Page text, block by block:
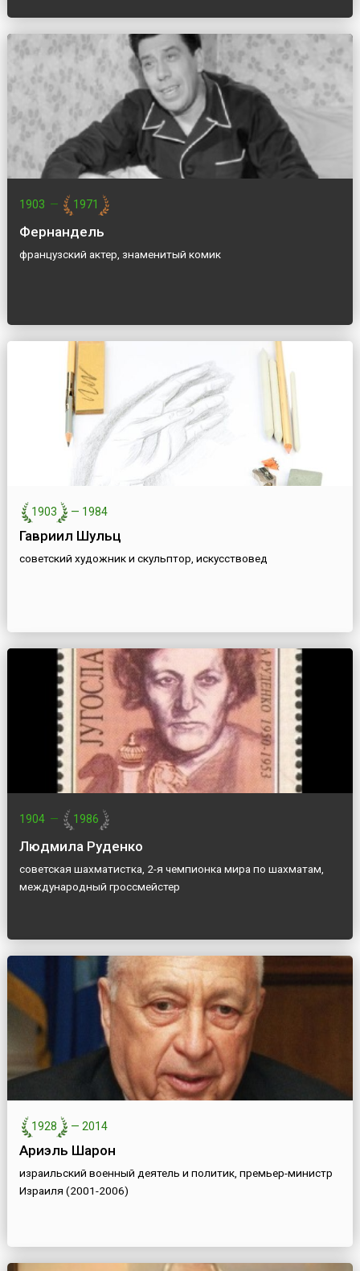
1903 — 1971
Фернандель
французский актер, знаменитый комик
1903 — 1984
Гавриил Шульц
советский художник и скульптор, искусствовед
1904 — 1986
Людмила Руденко
советская шахматистка, 2-я чемпионка мира по шахматам,
международный гроссмейстер
1928 — 2014
Ариэль Шарон
израильский военный деятель и политик, премьер-министр
Израиля (2001-2006)